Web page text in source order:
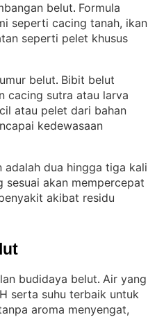
belut. Formula
seperti cacing tanah, ikan
seperti pelet khusus
belut. Bibit belut
cacing sutra atau larva
atau pelet dari bahan
kedewasaan
adalah dua hingga tiga kali
sesuai akan mempercepat
akibat residu
budidaya belut. Air yang
serta suhu terbaik untuk
aroma menyengat,